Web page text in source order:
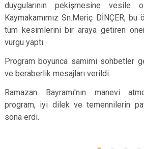
duygularının pekişmesine vesile
Kaymakamımız Sn.Meriç DİNÇER,
tüm kesimlerini bir araya getiren
vurgu yaptı.
Program boyunca samimi sohbetler
ve beraberlik mesajları verildi.
Ramazan Bayramı'nın manevi
program, iyi dilek ve temennilerin
sona erdi.